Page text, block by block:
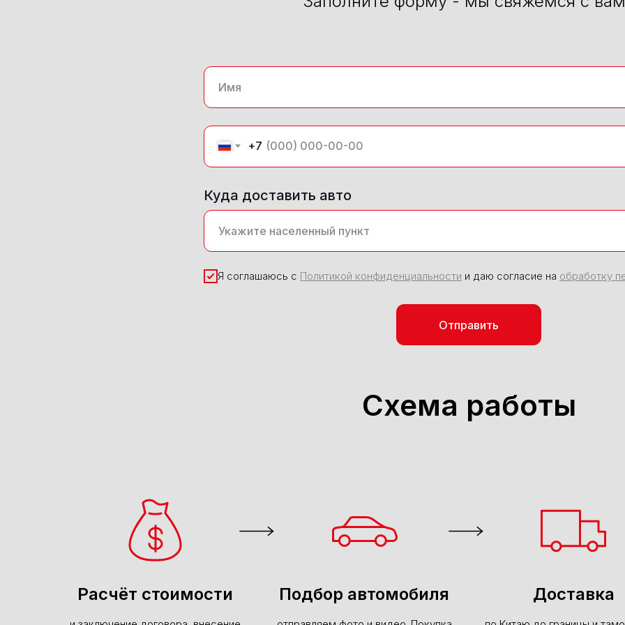
+7
Куда доставить авто
Я соглашаюсь с Политикой конфиденциальности и даю согласие на обработку
Отправить
Схема работы
Расчёт стоимости Подбор автомобиля Доставка